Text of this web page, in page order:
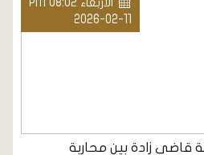
2026-02-11
قاضي زادة بين محاربة